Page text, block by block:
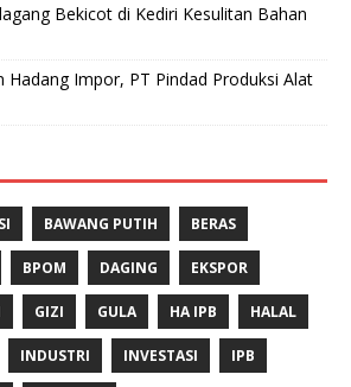
Bekicot di Kediri Kesulitan Bahan
Hadang Impor, PT Pindad Produksi Alat
BAWANG PUTIH BERAS
BPOM DAGING EKSPOR
GIZI GULA HA IPB HALAL
INDUSTRI INVESTASI IPB